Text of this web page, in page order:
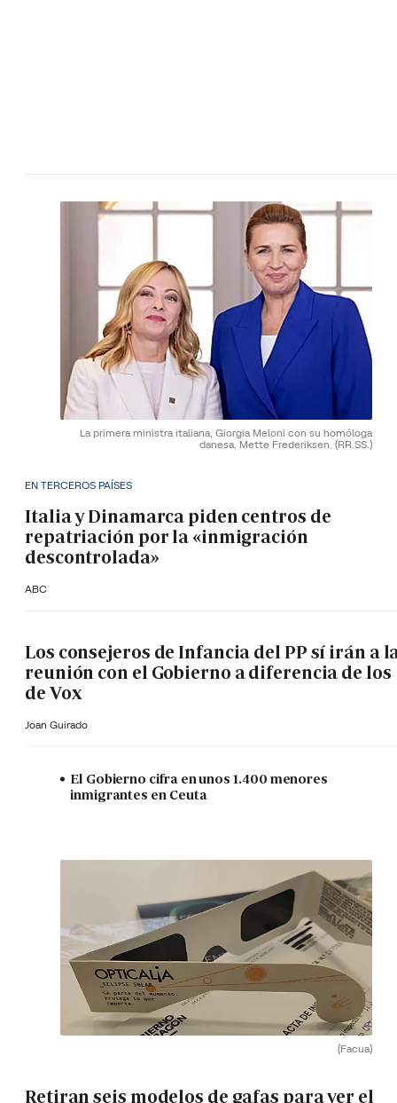
La primera ministra italiana, Giorgia Meloni con su homóloga
danesa, Mette Frederiksen. (RR.SS.)
EN TERCEROS PAÍSES
Italia y Dinamarca piden centros de
repatriación por la «inmigración
descontrolada»
ABC
Los consejeros de Infancia del PP sí irán a
reunión con el Gobierno a diferencia de los
de Vox
Joan Guirado
El Gobierno cifra en unos 1.400 menores
inmigrantes en Ceuta
(Facua)
Retiran seis modelos de gafas para ver el